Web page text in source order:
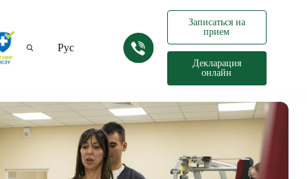
Рус
Записаться на
прием
Декларация
онлайн